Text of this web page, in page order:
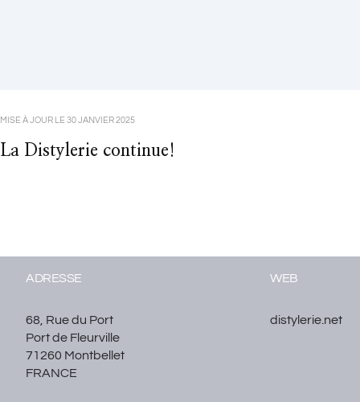
MISE À JOUR LE 30 JANVIER 2025
La Distylerie continue!
ADRESSE
68, Rue du Port
Port de Fleurville
71260 Montbellet
FRANCE
WEB
distylerie.net